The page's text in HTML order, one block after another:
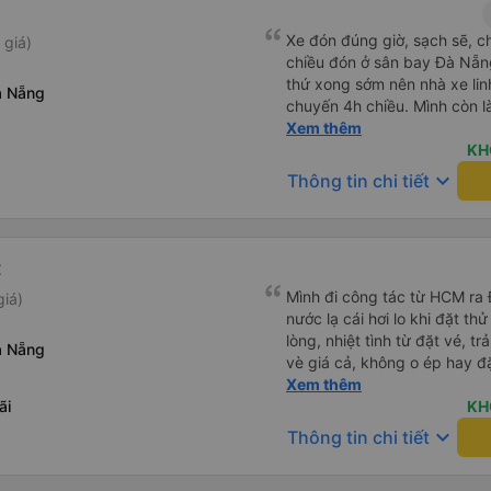
giá)
Nẵng
Xe đón đúng giờ, sạch sẽ,
chiều đón ở sân bay Đà
thứ xong sớm nên nhà xe
chuyến 4h chiều. Mình còn
phát hiện ra, và phía nhà
nếu di chuyển Đà Nẵng -
nhà xe Hà Thảo.
Xem thêm
Thông tin chi tiết keyboard_arrow_down
Nẵng
Mình đi công tác từ HCM
nước lạ cái hơi lo khi đặt
lòng, nhiệt tình từ đặt vé,
vè giá cả, không o ép hay đặt
công tác chắc chắn tiếp
Xem thêm
Thông tin chi tiết keyboard_arrow_down